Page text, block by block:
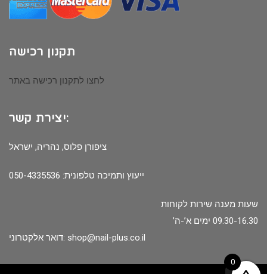
תקנון רכישה
לחצו לתקנון רכישה באתר
יצירת קשר:
ציפורן פלוס, נהריה, ישראל
ייעוץ ותמיכה טלפונית: 050-4335536
שעות מענה שירות לקוחות
09.30-16.30 ימים א’-ה’
דואר אלקטרוני: shop@nail-plus.co.il
0